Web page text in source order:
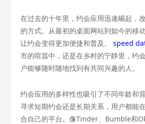
在过去的十年里，约会应用迅速崛起，
的方式。从最初的桌面网站到如今的移
让约会变得更加便捷和普及。 speed
市的喧嚣中，还是在乡村的宁静里，约
户能够随时随地找到有共同兴趣的人。
约会应用的多样性也吸引了不同年龄和
寻求短期约会还是长期关系，用户都能
合自己的平台。像Tinder、Bumble和